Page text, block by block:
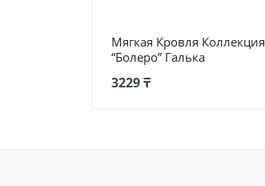
Мягкая Кровля Коллекция
“Болеро” Галька
3229 ₸